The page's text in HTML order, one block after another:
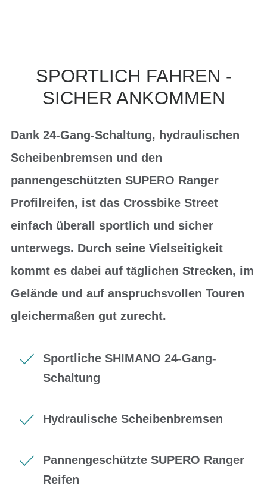
SPORTLICH FAHREN -
SICHER ANKOMMEN
Dank 24-Gang-Schaltung, hydraulischen
Scheibenbremsen und den
pannengeschützten SUPERO Ranger
Profilreifen, ist das Crossbike Street
einfach überall sportlich und sicher
unterwegs. Durch seine Vielseitigkeit
kommt es dabei auf täglichen Strecken, im
Gelände und auf anspruchsvollen Touren
gleichermaßen gut zurecht.
Sportliche SHIMANO 24-Gang-
Schaltung
Hydraulische Scheibenbremsen
Pannengeschützte SUPERO Ranger
Reifen